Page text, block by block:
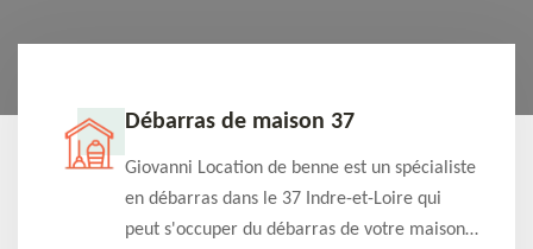
Débarras de maison 37
Giovanni Location de benne est un spécialiste
en débarras dans le 37 Indre-et-Loire qui
peut s'occuper du débarras de votre maison